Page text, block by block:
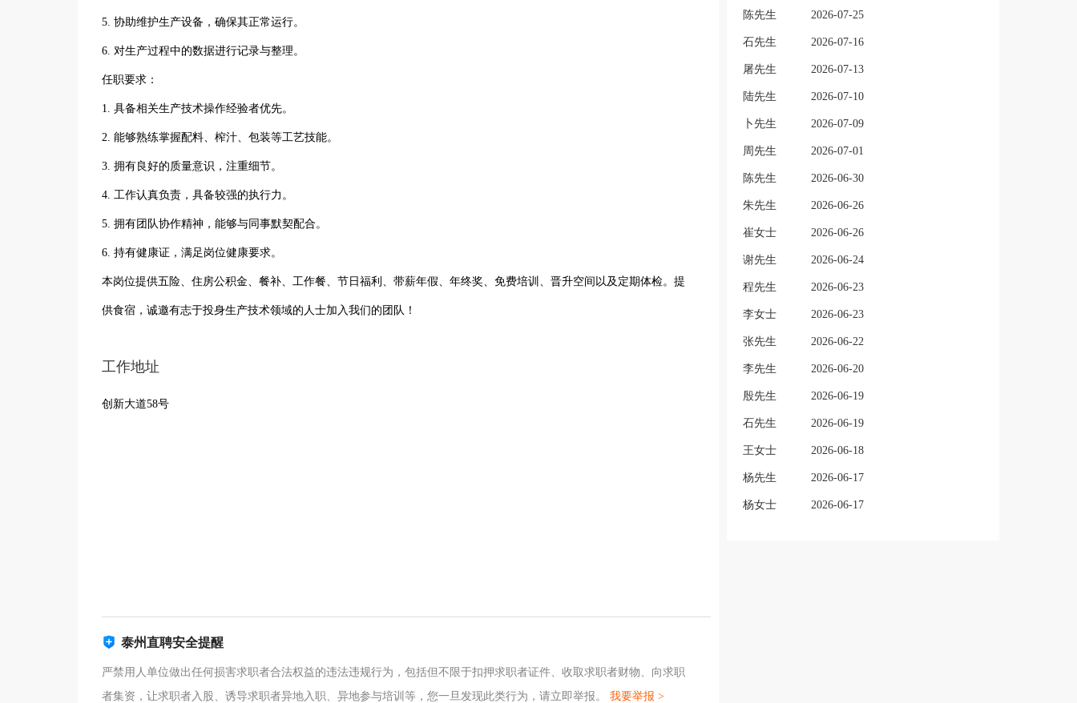
5. 协助维护生产设备，确保其正常运行。
6. 对生产过程中的数据进行记录与整理。
任职要求：
1. 具备相关生产技术操作经验者优先。
2. 能够熟练掌握配料、榨汁、包装等工艺技能。
3. 拥有良好的质量意识，注重细节。
4. 工作认真负责，具备较强的执行力。
5. 拥有团队协作精神，能够与同事默契配合。
6. 持有健康证，满足岗位健康要求。
本岗位提供五险、住房公积金、餐补、工作餐、节日福利、带薪年假、年终奖、免费培训、晋升空间以及定期体检。提
供食宿，诚邀有志于投身生产技术领域的人士加入我们的团队！
工作地址
创新大道58号
泰州直聘安全提醒
严禁用人单位做出任何损害求职者合法权益的违法违规行为，包括但不限于扣押求职者证件、收取求职者财物、向求职
者集资，让求职者入股、诱导求职者异地入职、异地参与培训等，您一旦发现此类行为，请立即举报。 我要举报 >
陈先生 2026-07-25
石先生 2026-07-16
屠先生 2026-07-13
陆先生 2026-07-10
卜先生 2026-07-09
周先生 2026-07-01
陈先生 2026-06-30
朱先生 2026-06-26
崔女士 2026-06-26
谢先生 2026-06-24
程先生 2026-06-23
李女士 2026-06-23
张先生 2026-06-22
李先生 2026-06-20
殷先生 2026-06-19
石先生 2026-06-19
王女士 2026-06-18
杨先生 2026-06-17
杨女士 2026-06-17